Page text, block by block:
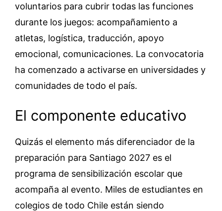
voluntarios para cubrir todas las funciones
durante los juegos: acompañamiento a
atletas, logística, traducción, apoyo
emocional, comunicaciones. La convocatoria
ha comenzado a activarse en universidades y
comunidades de todo el país.
El componente educativo
Quizás el elemento más diferenciador de la
preparación para Santiago 2027 es el
programa de sensibilización escolar que
acompaña al evento. Miles de estudiantes en
colegios de todo Chile están siendo